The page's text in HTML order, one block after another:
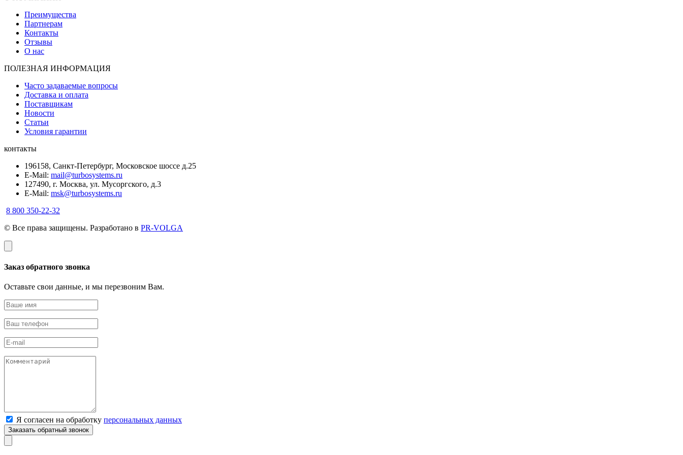
Преимущества
Партнерам
Контакты
Отзывы
О нас
ПОЛЕЗНАЯ ИНФОРМАЦИЯ
Часто задаваемые вопросы
Доставка и оплата
Поставщикам
Новости
Статьи
Условия гарантии
контакты
196158, Санкт-Петербург, Московское шоссе д.25
E-Mail: mail@turbosystems.ru
127490, г. Москва, ул. Мусоргского, д.3
E-Mail: msk@turbosystems.ru
8 800 350-22-32
© Все права защищены. Разработано в PR-VOLGA
Заказ обратного звонка
Оставьте свои данные, и мы перезвоним Вам.
Я согласен на обработку персональных данных